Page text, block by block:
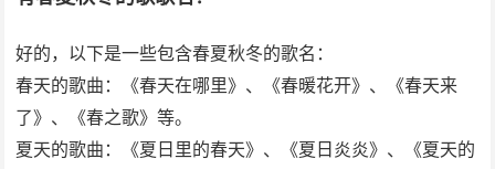
好的，以下是一些包含春夏秋冬的歌名：
春天的歌曲：《春天在哪里》、《春暖花开》、《春天来
了》、《春之歌》等。
夏天的歌曲：《夏日里的春天》、《夏日炎炎》、《夏天的